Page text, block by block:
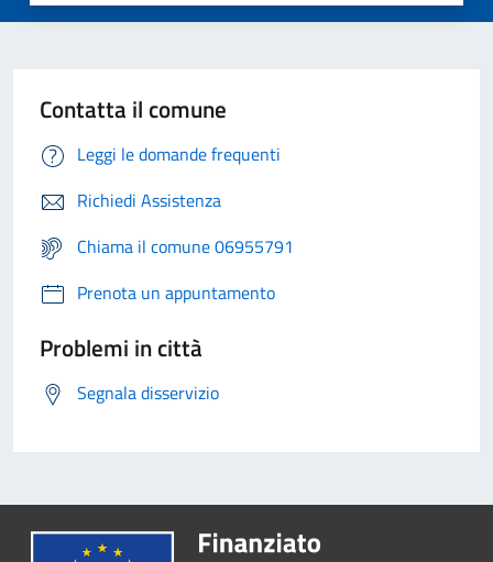
Contatta il comune
Leggi le domande frequenti
Richiedi Assistenza
Chiama il comune 06955791
Prenota un appuntamento
Problemi in città
Segnala disservizio